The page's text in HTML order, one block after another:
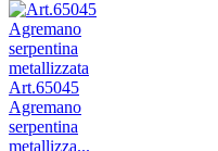
Art.65045
Agremano
serpentina
metallizza...